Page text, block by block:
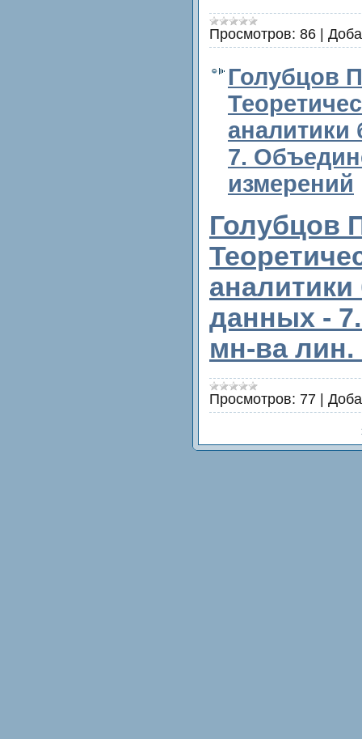
Просмотров: 86 |
Голубцов
7.
измерений
Голубцов
данных -
мн-ва лин.
Просмотров: 77 |